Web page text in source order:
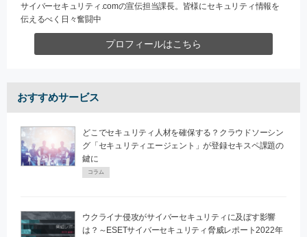
サイバーセキュリティ.comの宣伝担当課長。皆様にセキュリティ情報を
伝えるべく日々奮闘中
プロフィールはこちら
おすすめサービス
どこでセキュリティ人材を確保する？クラウドソーシン
グ「セキュリティエージェント」が登録セキスペ課題の
鍵に
コラム
ウクライナ侵攻がサイバーセキュリティに及ぼす影響
は？～ESETサイバーセキュリティ脅威レポート2022年